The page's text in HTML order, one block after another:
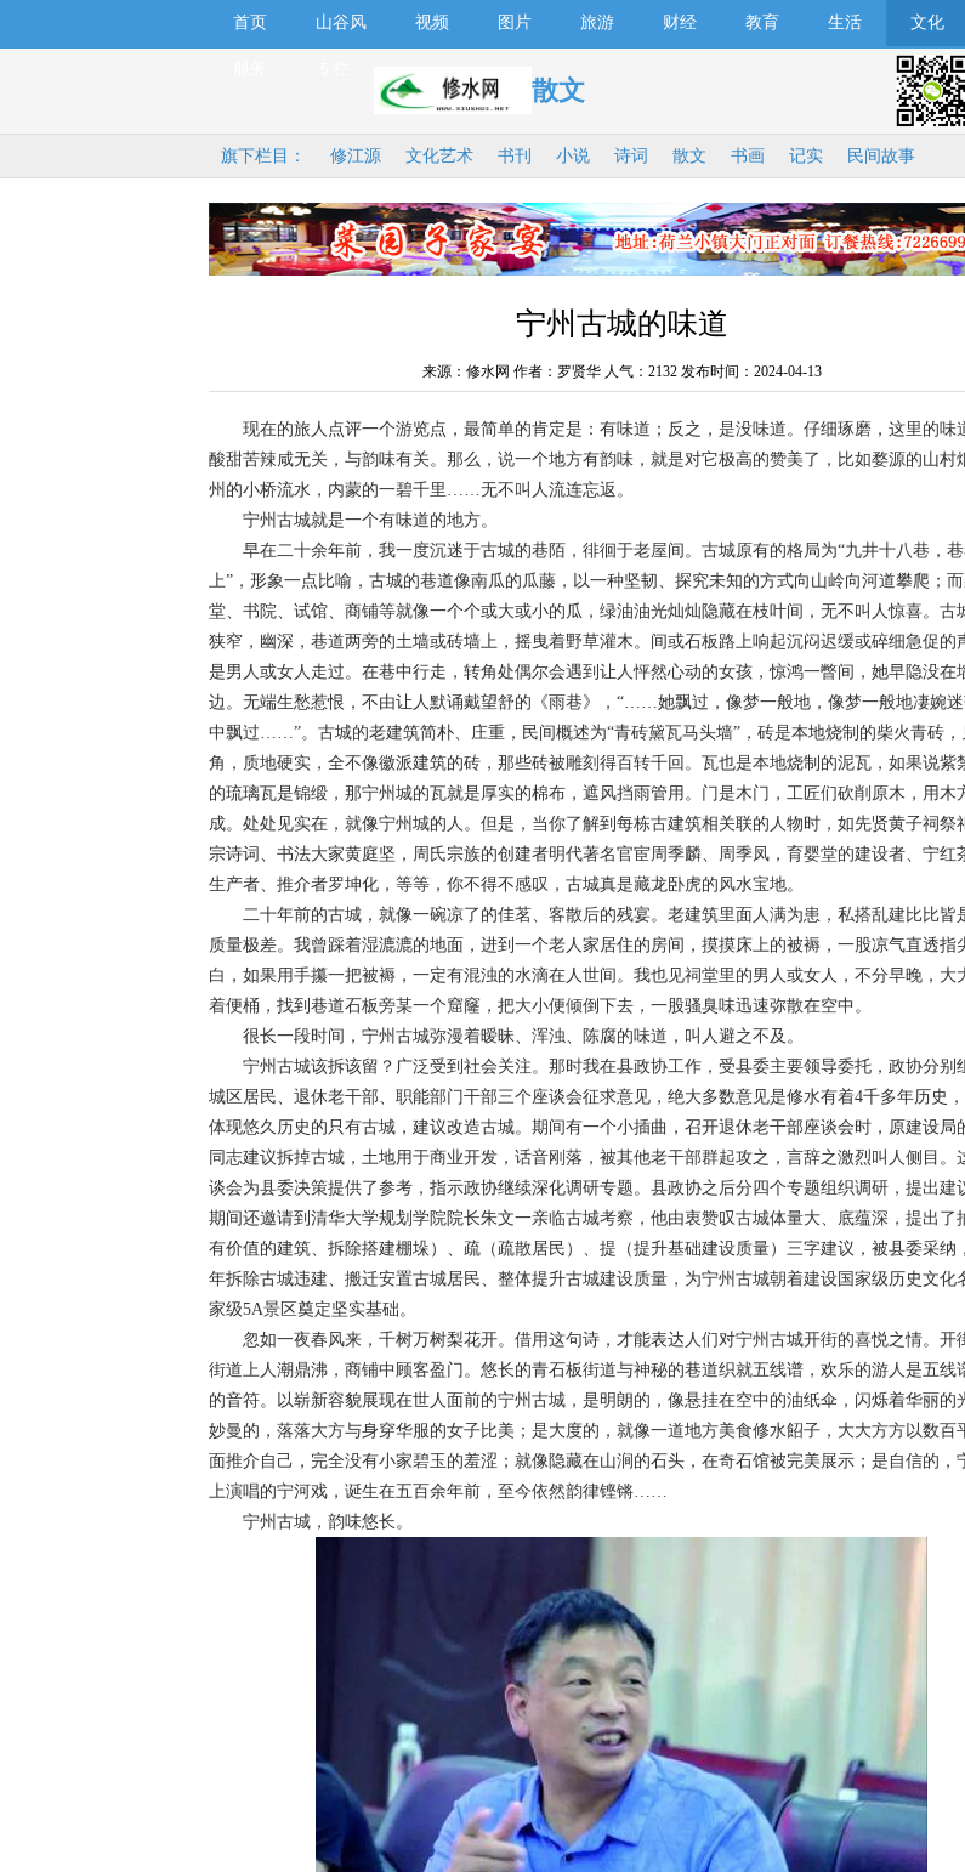
首页 山谷风 视频 图片 旅游 财经 教育 生活 文化
散文
旗下栏目： 修江源 文化艺术 书刊 小说 诗词 散文 书画 记实 民间故事
宁州古城的味道
来源：修水网 作者：罗贤华 人气： 2132 发布时间：2024-04-13
现在的旅人点评一个游览点，最简单的肯定是：有味道；反之，是没味道。仔细琢磨，这里的味
酸甜苦辣咸无关，与韵味有关。那么，说一个地方有韵味，就是对它极高的赞美了，比如婺源的山村
州的小桥流水，内蒙的一碧千里……无不叫人流连忘返。
宁州古城就是一个有味道的地方。
早在二十余年前，我一度沉迷于古城的巷陌，徘徊于老屋间。古城原有的格局为“九井十八巷，
上”，形象一点比喻，古城的巷道像南瓜的瓜藤，以一种坚韧、探究未知的方式向山岭向河道攀爬；而
堂、书院、试馆、商铺等就像一个个或大或小的瓜，绿油油光灿灿隐藏在枝叶间，无不叫人惊喜。古
狭窄，幽深，巷道两旁的土墙或砖墙上，摇曳着野草灌木。间或石板路上响起沉闷迟缓或碎细急促的
是男人或女人走过。在巷中行走，转角处偶尔会遇到让人怦然心动的女孩，惊鸿一瞥间，她早隐没在
边。无端生愁惹恨，不由让人默诵戴望舒的《雨巷》，“……她飘过，像梦一般地，像梦一般地凄婉
中飘过……”。古城的老建筑简朴、庄重，民间概述为“青砖黛瓦马头墙”，砖是本地烧制的柴火青砖，
角，质地硬实，全不像徽派建筑的砖，那些砖被雕刻得百转千回。瓦也是本地烧制的泥瓦，如果说紫
的琉璃瓦是锦缎，那宁州城的瓦就是厚实的棉布，遮风挡雨管用。门是木门，工匠们砍削原木，用木
成。处处见实在，就像宁州城的人。但是，当你了解到每栋古建筑相关联的人物时，如先贤黄子祠祭
宗诗词、书法大家黄庭坚，周氏宗族的创建者明代著名官宦周季麟、周季凤，育婴堂的建设者、宁红
生产者、推介者罗坤化，等等，你不得不感叹，古城真是藏龙卧虎的风水宝地。
二十年前的古城，就像一碗凉了的佳茗、客散后的残宴。老建筑里面人满为患，私搭乱建比比皆
质量极差。我曾踩着湿漉漉的地面，进到一个老人家居住的房间，摸摸床上的被褥，一股凉气直透指
白，如果用手攥一把被褥，一定有混浊的水滴在人世间。我也见祠堂里的男人或女人，不分早晚，大
着便桶，找到巷道石板旁某一个窟窿，把大小便倾倒下去，一股骚臭味迅速弥散在空中。
很长一段时间，宁州古城弥漫着暧昧、浑浊、陈腐的味道，叫人避之不及。
宁州古城该拆该留？广泛受到社会关注。那时我在县政协工作，受县委主要领导委托，政协分别
城区居民、退休老干部、职能部门干部三个座谈会征求意见，绝大多数意见是修水有着4千多年历史
体现悠久历史的只有古城，建议改造古城。期间有一个小插曲，召开退休老干部座谈会时，原建设局
同志建议拆掉古城，土地用于商业开发，话音刚落，被其他老干部群起攻之，言辞之激烈叫人侧目。
谈会为县委决策提供了参考，指示政协继续深化调研专题。县政协之后分四个专题组织调研，提出建
期间还邀请到清华大学规划学院院长朱文一亲临古城考察，他由衷赞叹古城体量大、底蕴深，提出了
有价值的建筑、拆除搭建棚垛）、疏（疏散居民）、提（提升基础建设质量）三字建议，被县委采纳
年拆除古城违建、搬迁安置古城居民、整体提升古城建设质量，为宁州古城朝着建设国家级历史文化
家级5A景区奠定坚实基础。
忽如一夜春风来，千树万树梨花开。借用这句诗，才能表达人们对宁州古城开街的喜悦之情。开
街道上人潮鼎沸，商铺中顾客盈门。悠长的青石板街道与神秘的巷道织就五线谱，欢乐的游人是五线
的音符。以崭新容貌展现在世人面前的宁州古城，是明朗的，像悬挂在空中的油纸伞，闪烁着华丽的
妙曼的，落落大方与身穿华服的女子比美；是大度的，就像一道地方美食修水䬰子，大大方方以数百
面推介自己，完全没有小家碧玉的羞涩；就像隐藏在山涧的石头，在奇石馆被完美展示；是自信的，
上演唱的宁河戏，诞生在五百余年前，至今依然韵律铿锵……
宁州古城，韵味悠长。